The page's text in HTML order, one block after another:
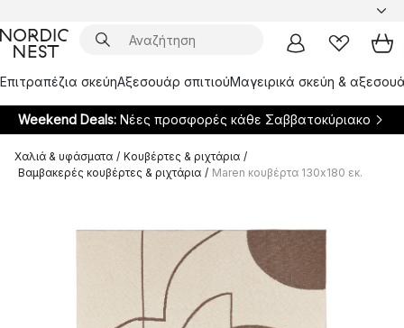
Επιτραπέζια σκεύηΑξεσουάρ σπιτιούΜαγειρικά σκεύη &
Weekend Deals: Νέες προσφορές κάθε Σαββατοκύριακο
Χαλιά & υφάσματα / Κουβέρτες & ριχτάρια /
Βαμβακερές κουβέρτες & ριχτάρια / Maren κουβέρτα 130x180 εκ.